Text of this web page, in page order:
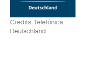
Credits: Telefónica
Deutschland